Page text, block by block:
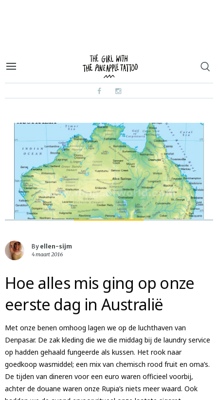
By ellen-sijm
4 maart 2016
Hoe alles mis ging op onze
eerste dag in Australië
Met onze benen omhoog lagen we op de luchthaven van
Denpasar. De zak kleding die we die middag bij de laundry service
op hadden gehaald fungeerde als kussen. Het rook naar
goedkoop wasmiddel; een mix van chemisch rood fruit en oma’s.
De tijden van dineren voor een euro waren officieel voorbij,
achter de douane waren onze Rupia’s niets meer waard. Ook